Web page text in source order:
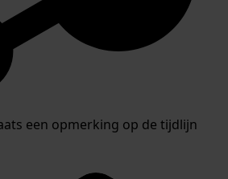
een opmerking op de tijdlijn